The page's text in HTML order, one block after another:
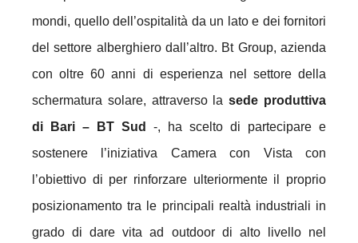
mondi, quello dell’ospitalità da un lato e dei fornitori
del settore alberghiero dall’altro. Bt Group, azienda
con oltre 60 anni di esperienza nel settore della
schermatura solare, attraverso lasede produttiva
di Bari – BT Sud -, ha scelto di partecipare e
sostenere l’iniziativa Camera con Vista con
l’obiettivo di per rinforzare ulteriormente il proprio
posizionamento tra le principali realtà industriali in
grado di dare vita ad outdoor di alto livello nel